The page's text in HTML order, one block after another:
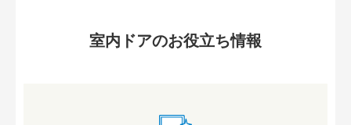
室内ドアのお役立ち情報